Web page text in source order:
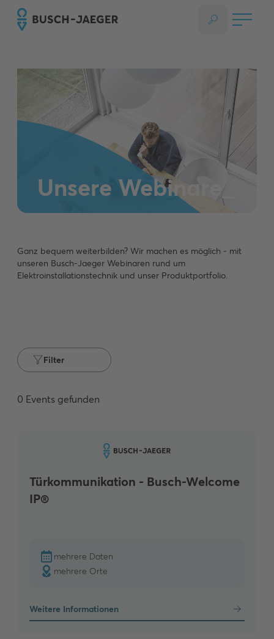
Unsere Webinare_
Ganz bequem weiterbilden? Wir machen es möglich - mit
unseren Busch-Jaeger Webinaren rund um
Elektroinstallationstechnik und unser Produktportfolio.
Filter
0 Events gefunden
Türkommunikation - Busch-Welcome
IP®
mehrere Daten
mehrere Orte
Weitere Informationen